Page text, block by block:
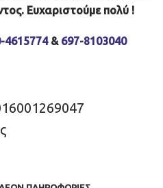
Ευχαριστούμε πολύ !
4615774& 697-8103040